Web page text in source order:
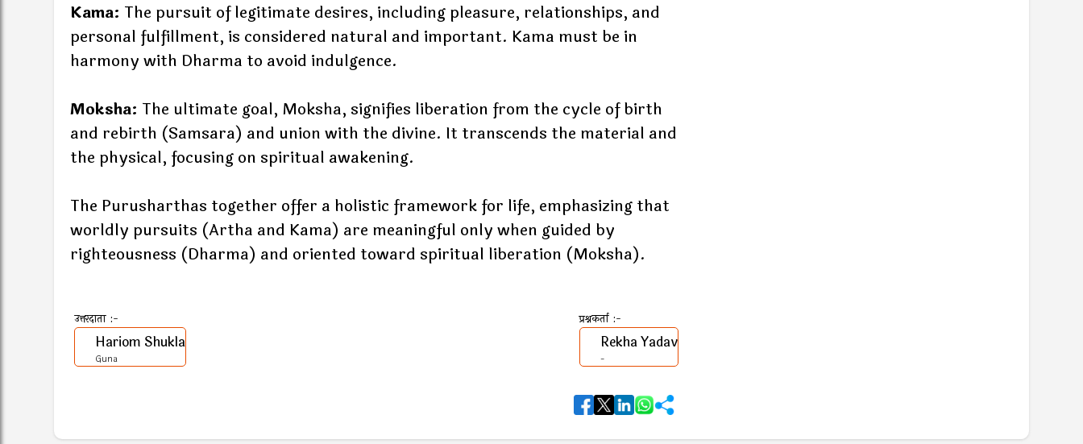
Kama: The pursuit of legitimate desires, including pleasure, relationships, and
personal fulfillment, is considered natural and important. Kama must be in
harmony with Dharma to avoid indulgence.
Moksha: The ultimate goal, Moksha, signifies liberation from the cycle of birth
and rebirth (Samsara) and union with the divine. It transcends the material and
the physical, focusing on spiritual awakening.
The Purusharthas together offer a holistic framework for life, emphasizing that
worldly pursuits (Artha and Kama) are meaningful only when guided by
righteousness (Dharma) and oriented toward spiritual liberation (Moksha).
उत्तरदाता :-
Hariom Shukla
Guna
प्रश्नकर्ता :-
Rekha Yadav
-